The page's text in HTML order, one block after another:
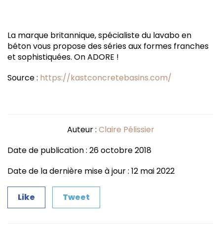
La marque britannique, spécialiste du lavabo en
béton vous propose des séries aux formes franches
et sophistiquées. On ADORE !
Source : https://kastconcretebasins.com/
Auteur : Claire Pélissier
Date de publication : 26 octobre 2018
Date de la dernière mise à jour : 12 mai 2022
Like Tweet